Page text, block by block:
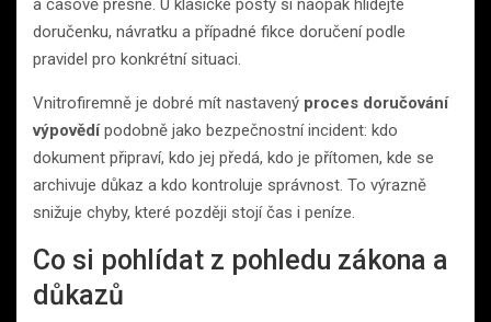
a časově přesné. U klasické pošty si naopak hlídejte
doručenku, návratku a případné fikce doručení podle
pravidel pro konkrétní situaci.
Vnitrofiremně je dobré mít nastavený proces doručování
výpovědípodobně jako bezpečnostní incident: kdo
dokument připraví, kdo jej předá, kdo je přítomen, kde se
archivuje důkaz a kdo kontroluje správnost. To výrazně
snižuje chyby, které později stojí čas i peníze.
Co si pohlídat z pohledu zákona a
důkazů